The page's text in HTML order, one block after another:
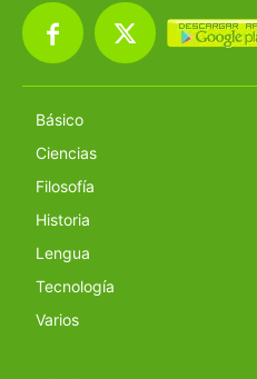
Básico
Ciencias
Filosofía
Historia
Lengua
Tecnología
Varios